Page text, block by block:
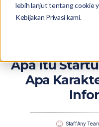
lebih lanjut tentang cookie
Kebijakan Privasi kami.
Apa Itu
Apa
StaffAny